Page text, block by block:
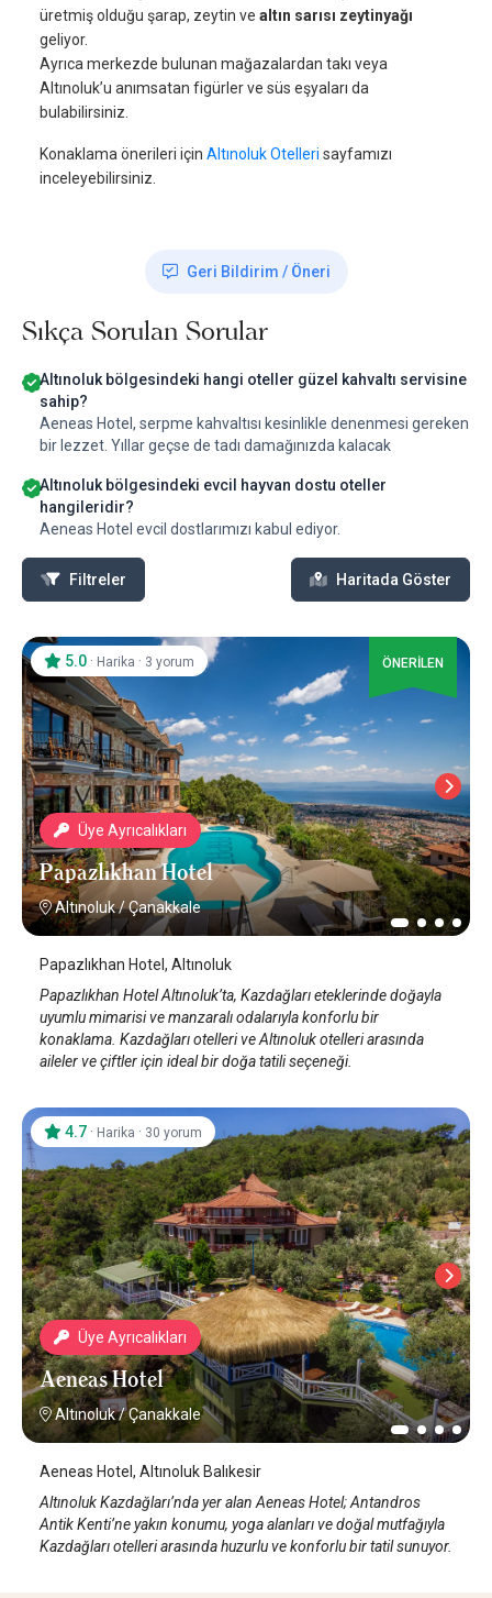
üretmiş olduğu şarap, zeytin ve altın sarısı zeytinyağı
geliyor.
Ayrıca merkezde bulunan mağazalardan takı veya
Altınoluk’u anımsatan figürler ve süs eşyaları da
bulabilirsiniz.
Konaklama önerileri için Altınoluk Otelleri sayfamızı
inceleyebilirsiniz.
Geri Bildirim / Öneri
Sıkça Sorulan Sorular
Altınoluk bölgesindeki hangi oteller güzel kahvaltı servisine
sahip?
Aeneas Hotel, serpme kahvaltısı kesinlikle denenmesi gereken
bir lezzet. Yıllar geçse de tadı damağınızda kalacak
Altınoluk bölgesindeki evcil hayvan dostu oteller
hangileridir?
Aeneas Hotel evcil dostlarımızı kabul ediyor.
Filtreler Haritada Göster
Üye Ayrıcalıkları
Papazlıkhan Hotel
Altınoluk/Çanakkale
5.0 · Harika · 3 yorum ÖNERİLEN
Papazlıkhan Hotel, Altınoluk
Papazlıkhan Hotel Altınoluk’ta, Kazdağları eteklerinde doğayla
uyumlu mimarisi ve manzaralı odalarıyla konforlu bir
konaklama. Kazdağları otelleri ve Altınoluk otelleri arasında
aileler ve çiftler için ideal bir doğa tatili seçeneği.
Üye Ayrıcalıkları
Aeneas Hotel
Altınoluk/Çanakkale
4.7 · Harika · 30 yorum
Aeneas Hotel, Altınoluk Balıkesir
Altınoluk Kazdağları’nda yer alan Aeneas Hotel; Antandros
Antik Kenti’ne yakın konumu, yoga alanları ve doğal mutfağıyla
Kazdağları otelleri arasında huzurlu ve konforlu bir tatil sunuyor.